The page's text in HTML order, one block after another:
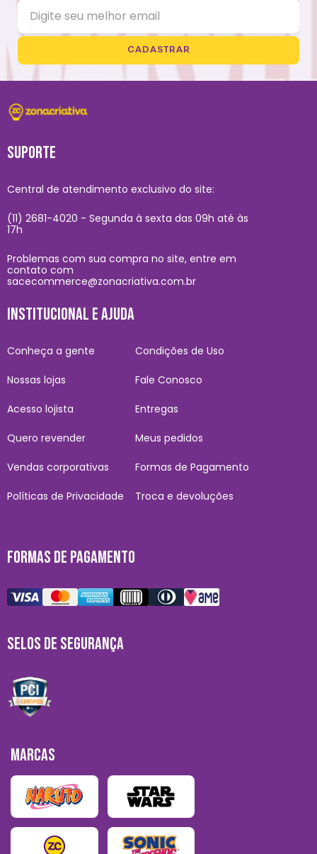
CADASTRAR
SUPORTE
Central de atendimento exclusivo do site:
(11) 2681-4020 - Segunda à sexta das 09h até às
17h
Problemas com sua compra no site, entre em
contato com
sacecommerce@zonacriativa.com.br
INSTITUCIONAL E AJUDA
Conheça a gente
Nossas lojas
Acesso lojista
Quero revender
Vendas corporativas
Políticas de Privacidade
Condições de Uso
Fale Conosco
Entregas
Meus pedidos
Formas de Pagamento
Troca e devoluções
FORMAS DE PAGAMENTO
SELOS DE SEGURANÇA
MARCAS